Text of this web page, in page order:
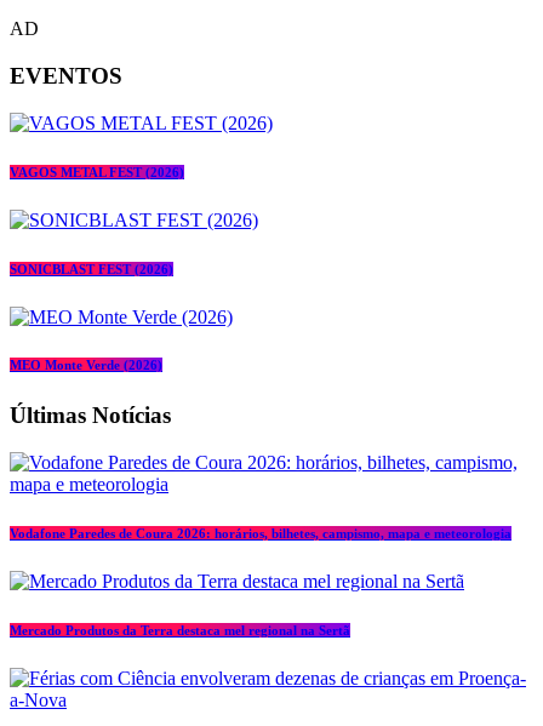
AD
EVENTOS
VAGOS METAL FEST (2026)
SONICBLAST FEST (2026)
MEO Monte Verde (2026)
Últimas Notícias
Vodafone Paredes de Coura 2026: horários, bilhetes, campismo, mapa e meteorologia
Mercado Produtos da Terra destaca mel regional na Sertã